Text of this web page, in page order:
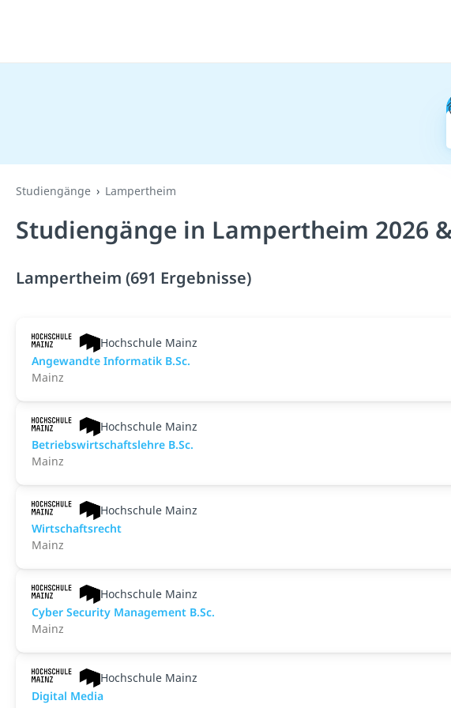
Studiengänge Lampertheim
Studiengänge in Lampertheim 2026
Lampertheim (691 Ergebnisse)
Hochschule Mainz
An­ge­wand­te Informatik B.Sc.
Mainz
Hochschule Mainz
Betriebswirtschaftslehre B.Sc.
Mainz
Hochschule Mainz
Wirtschaftsrecht
Mainz
Hochschule Mainz
Cyber Security Management B.Sc.
Mainz
Hochschule Mainz
Digital Media